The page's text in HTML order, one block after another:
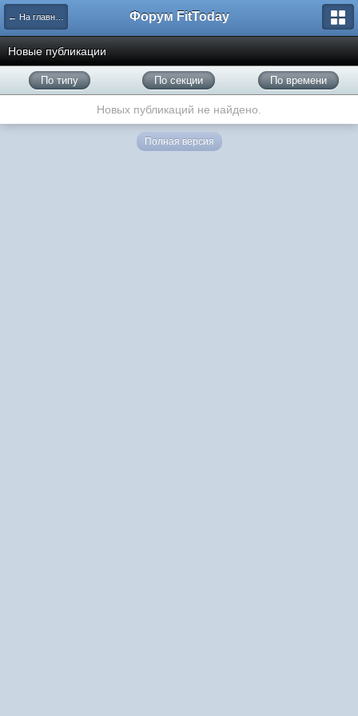
← На главную Форум FitToday
Новые публикации
По типу По секции По времени
Новых публикаций не найдено.
Полная версия